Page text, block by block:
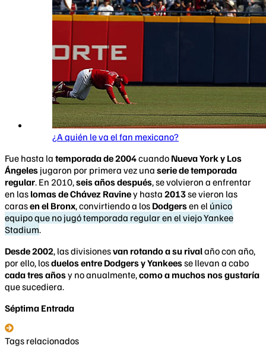
¿A quién le va el fan mexicano?
Fue hasta la temporada de 2004cuando Nueva York y Los
Ángeles jugaron por primera vez una serie de temporada
regular. En 2010,seis años después, se volvieron a enfrentar
en las lomas de Chávez Raviney hasta 2013se vieron las
carasen el Bronx, convirtiendo a los Dodgersen el único
equipo que no jugó temporada regular en el viejo Yankee
Stadium.
Desde 2002, las divisionesvan rotando a su rivalaño con año,
por ello, losduelos entre Dodgers y Yankeesse llevan a cabo
cada tres añosy no anualmente,como a muchos nos gustaría
que sucediera.
Séptima Entrada
Tags relacionados